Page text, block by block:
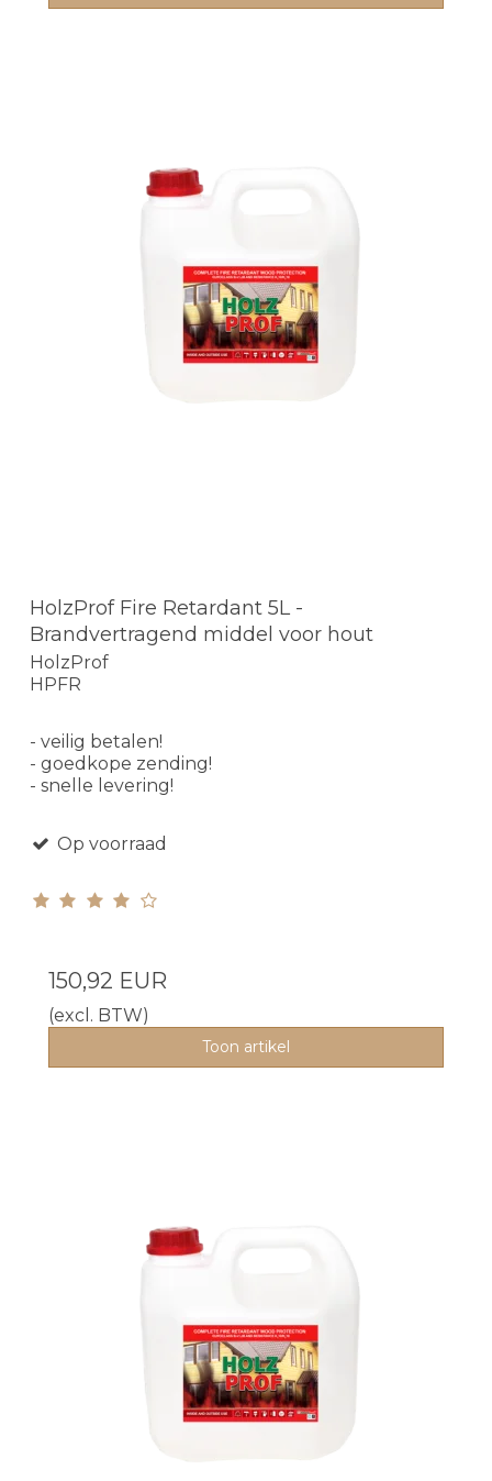
HolzProf Fire Retardant 5L -
Brandvertragend middel voor hout
HolzProf
HPFR
- veilig betalen!
- goedkope zending!
- snelle levering!
Op voorraad
150,92 EUR
(excl. BTW)
Toon artikel